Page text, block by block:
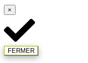
×
FERMER